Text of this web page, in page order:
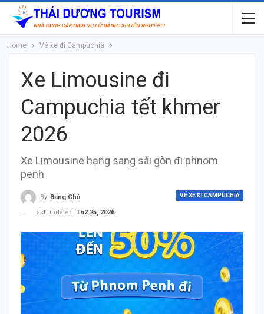
Home Vé xe đi Campuchia
Xe Limousine đi
Campuchia tết khmer
2026
Xe Limousine hạng sang sài gòn đi phnom
penh
VÉ XE ĐI CAMPUCHIA
By Bang Chủ
Last updated Th2 25, 2026